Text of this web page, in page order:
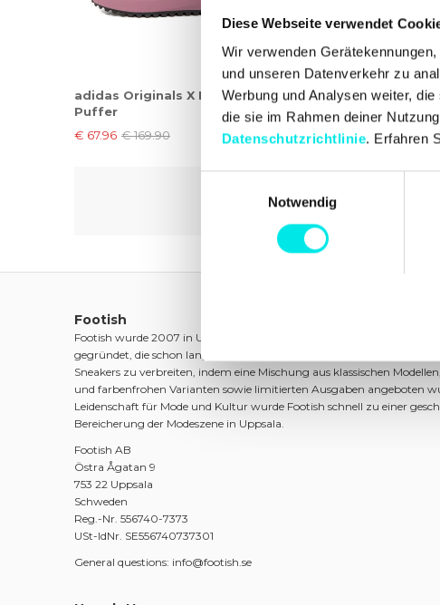
Diese Webseite verwendet
Wir verwenden
und unseren Datenverkehr zu
Werbung und Analysen weiter,
die sie im Rahmen deiner
Datenschutzrichtlinie. Erfahren
Notwendig
adidas Originals X Plrboost
Puffer
€ 67.96 € 169.90
Footish
Footish wurde 2007 in Uppsala von den Jugendfreunden Martin und
gegründet, die schon lange Sneakers sammelten. Das Ziel war es, die
Sneakers zu verbreiten, indem eine Mischung aus klassischen
und farbenfrohen Varianten sowie limitierten Ausgaben angeboten
Leidenschaft für Mode und Kultur wurde Footish schnell zu einer
Bereicherung der Modeszene in Uppsala.
Footish AB
Östra Ågatan 9
753 22 Uppsala
Schweden
Reg.-Nr. 556740-7373
USt-IdNr. SE556740737301
General questions: info@footish.se